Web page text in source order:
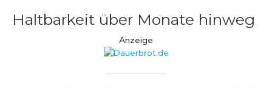
Haltbarkeit über Monate hinweg
Anzeige